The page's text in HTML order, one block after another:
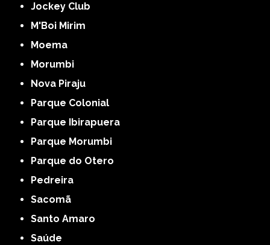
Jockey Club
M'Boi Mirim
Moema
Morumbi
Nova Piraju
Parque Colonial
Parque Ibirapuera
Parque Morumbi
Parque do Otero
Pedreira
Sacomã
Santo Amaro
Saúde